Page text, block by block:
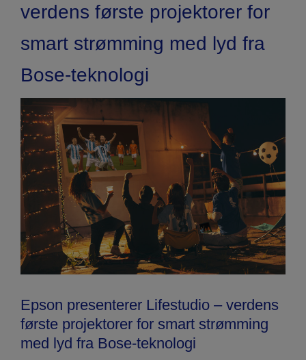
Arrangementer
Search
for:
verdens første projektorer for
smart strømming med lyd fra
Bose-teknologi
Epson presenterer Lifestudio – verdens
første projektorer for smart strømming
med lyd fra Bose-teknologi